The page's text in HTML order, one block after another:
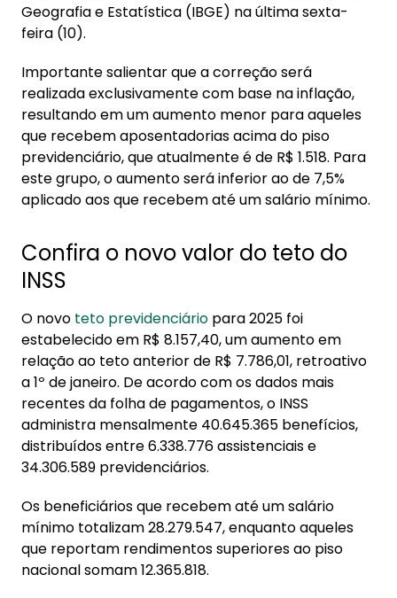
Geografia e Estatística (IBGE) na última sexta-
feira (10).
Importante salientar que a correção será
realizada exclusivamente com base na inflação,
resultando em um aumento menor para aqueles
que recebem aposentadorias acima do piso
previdenciário, que atualmente é de R$ 1.518. Para
este grupo, o aumento será inferior ao de 7,5%
aplicado aos que recebem até um salário mínimo.
Confira o novo valor do teto do
INSS
O novo teto previdenciário para 2025 foi
estabelecido em R$ 8.157,40, um aumento em
relação ao teto anterior de R$ 7.786,01, retroativo
a 1º de janeiro. De acordo com os dados mais
recentes da folha de pagamentos, o INSS
administra mensalmente 40.645.365 benefícios,
distribuídos entre 6.338.776 assistenciais e
34.306.589 previdenciários.
Os beneficiários que recebem até um salário
mínimo totalizam 28.279.547, enquanto aqueles
que reportam rendimentos superiores ao piso
nacional somam 12.365.818.